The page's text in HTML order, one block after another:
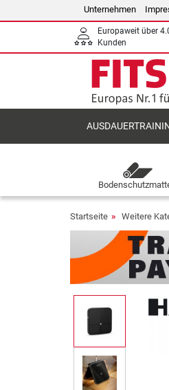
Unternehmen
Europaweit über
Kunden
Startseite Weitere